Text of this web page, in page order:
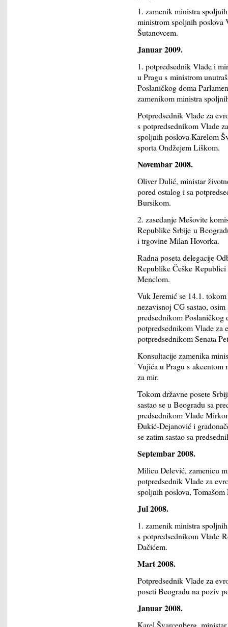
1. zamenik ministra
ministrom spoljnih poslova
Šutanovcem.
Januar 2009.
1. potpredsednik Vlade i
u Pragu s ministrom
Poslaničkog doma
zamenikom ministra
Potpredsednik Vlade za
s potpredsednikom Vlade
spoljnih poslova Karelom
sporta Ondžejem Liškom.
Novembar 2008.
Oliver Dulić, ministar
pored ostalog i sa
Bursikom.
2. zasedanje Mešovite
Republike Srbije u
i trgovine Milan Hovorka.
Radna poseta delegacije
Republike Češke
Menclom.
Vuk Jeremić se 14.1.
nezavisnoj CG sastao,
predsednikom
potpredsednikom Vlade za
potpredsednikom Senata
Konsultacije zamenika
Vujića u Pragu s akcentom
za mir.
Tokom državne posete
sastao se u Beogradu sa
predsednikom Vlade
Đukić-Dejanović i
se zatim sastao sa
Septembar 2008.
Milicu Delević, zamenicu
potpredsednik Vlade za
spoljnih poslova, Tomašom
Jul 2008.
1. zamenik ministra
s potpredsednikom Vlade
Dačićem.
Mart 2008.
Potpredsednik Vlade za
poseti Beogradu na poziv
Januar 2008.
Karel Švarcenberg,